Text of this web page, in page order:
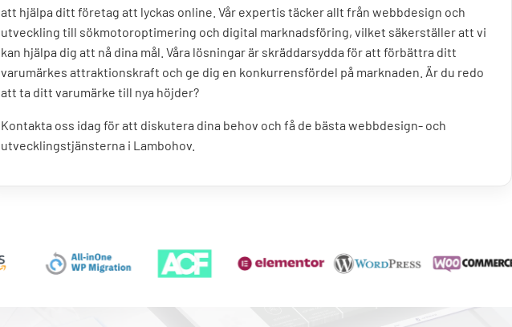
att hjälpa ditt företag att lyckas online. Vår expertis täcker allt från webbdesign och
utveckling till sökmotoroptimering och digital marknadsföring, vilket säkerställer att vi
kan hjälpa dig att nå dina mål. Våra lösningar är skräddarsydda för att förbättra ditt
varumärkes attraktionskraft och ge dig en konkurrensfördel på marknaden. Är du redo
att ta ditt varumärke till nya höjder?
Kontakta oss idag för att diskutera dina behov och få de bästa webbdesign- och
utvecklingstjänsterna i Lambohov.